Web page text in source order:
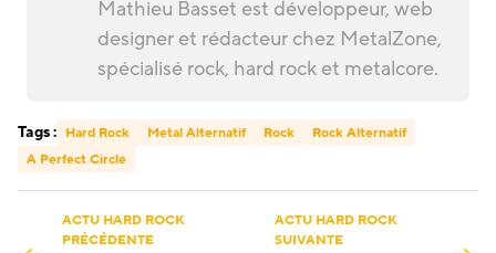
Mathieu Basset est développeur, web
designer et rédacteur chez MetalZone,
spécialisé rock, hard rock et metalcore.
Tags : Hard Rock Metal Alternatif Rock
Rock Alternatif
A Perfect Circle
ACTU HARD ROCK
PRÉCÉDENTE
ACTU HARD ROCK
SUIVANTE